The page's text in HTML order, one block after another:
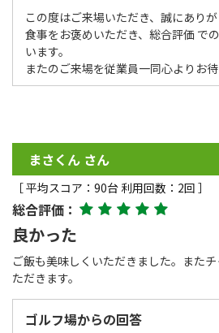
この度はご来場いただき、誠にありが
食事をお褒めいただき、総合評価 で
います。
またのご来場を従業員一同心よりお待
まさくん さん
［ 平均スコア：90台 利用回数：2回 ］
総合評価：
良かった
ご飯も美味しくいただきました。また
ただきます。
ゴルフ場からの回答